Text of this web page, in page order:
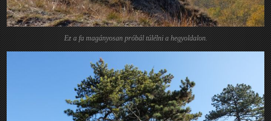
Ez a fa magányosan próbál túlélni a hegyoldalon.